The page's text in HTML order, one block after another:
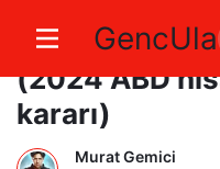
ABD
(2024 ABD
kararı)
Murat Gemici